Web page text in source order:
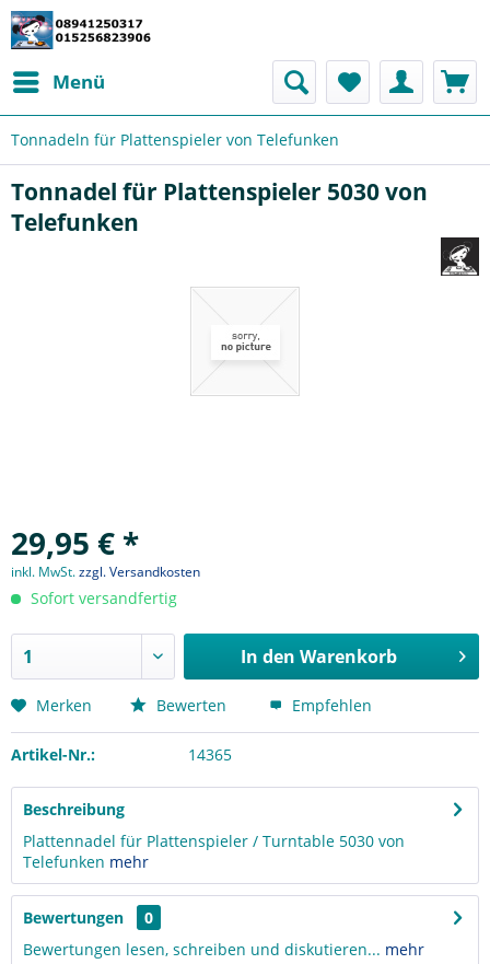
Menü
Tonnadeln für Plattenspieler von Telefunken
Tonnadel für Plattenspieler 5030 von
Telefunken
29,95 € *
inkl. MwSt.zzgl. Versandkosten
Sofort versandfertig
In den Warenkorb
Merken Bewerten Empfehlen
Artikel-Nr.: 14365
Beschreibung
Plattennadel für Plattenspieler / Turntable 5030 von
Telefunken mehr
Bewertungen
0
Bewertungen lesen, schreiben und diskutieren... mehr